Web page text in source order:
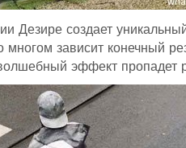
Дезире создает
многом зависит конечный
эффект пропадет